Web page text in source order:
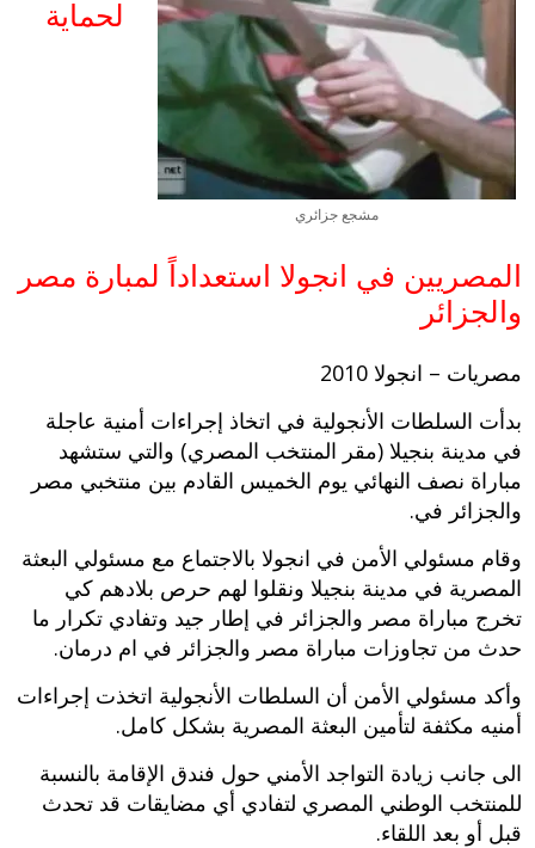
مشجع جزائري
لحماية
المصريين في انجولا استعداداً لمبارة مصر
والجزائر
مصريات – انجولا 2010
بدأت السلطات الأنجولية في اتخاذ إجراءات أمنية عاجلة
في مدينة بنجيلا (مقر المنتخب المصري) والتي ستشهد
مباراة نصف النهائي يوم الخميس القادم بين منتخبي مصر
والجزائر في.
وقام مسئولي الأمن في انجولا بالاجتماع مع مسئولي البعثة
المصرية في مدينة بنجيلا ونقلوا لهم حرص بلادهم كي
تخرج مباراة مصر والجزائر في إطار جيد وتفادي تكرار ما
حدث من تجاوزات مباراة مصر والجزائر في ام درمان.
وأكد مسئولي الأمن أن السلطات الأنجولية اتخذت إجراءات
أمنيه مكثفة لتأمين البعثة المصرية بشكل كامل.
الى جانب زيادة التواجد الأمني حول فندق الإقامة بالنسبة
للمنتخب الوطني المصري لتفادي أي مضايقات قد تحدث
قبل أو بعد اللقاء.